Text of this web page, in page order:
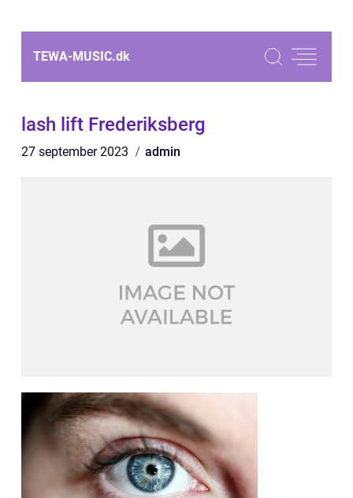
TEWA-MUSIC.dk
lash lift Frederiksberg
27 september 2023 admin